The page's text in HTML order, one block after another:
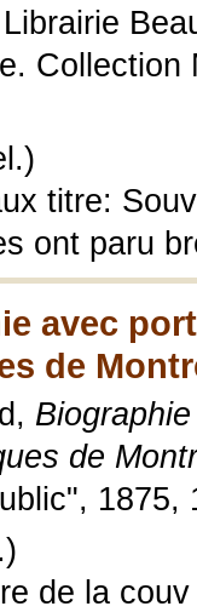
titre:
ont paru
avec
de
de
1875,
de la couv